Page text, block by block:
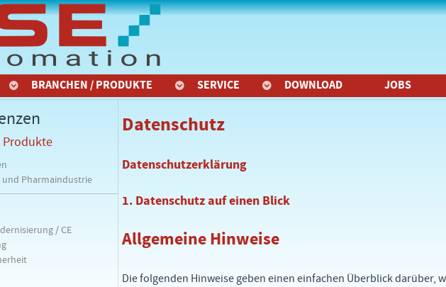
BRANCHEN / PRODUKTE SERVICE DOWNLOAD JOBS
Produkte
Pharmaindustrie
/ CE
Datenschutz
Datenschutzerklärung
1. Datenschutz auf einen Blick
Allgemeine Hinweise
Die folgenden Hinweise geben einen einfachen Überblick darüber,